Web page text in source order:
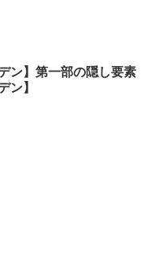
ン】第一部の隠し要素
ン】